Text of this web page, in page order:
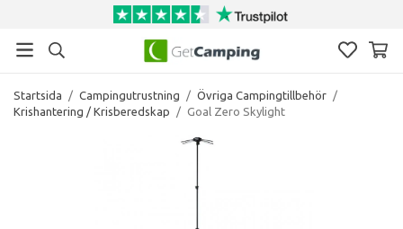
Startsida / Campingutrustning / Övriga Campingtillbehör /
Krishantering / Krisberedskap
/ Goal Zero Skylight